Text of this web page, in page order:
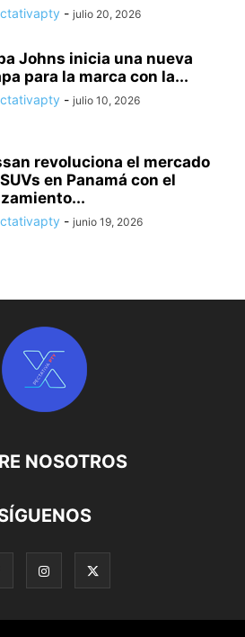
- julio 20, 2026
Johns inicia una nueva
para la marca con la...
- julio 10, 2026
revoluciona el mercado
en Panamá con el
- junio 19, 2026
NOSOTROS